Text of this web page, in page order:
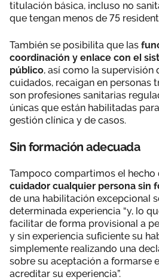
titulación básica, incluso no
que tengan menos de 75
También se posibilita que las
coordinación y enlace con el
público, así como la supervisión
cuidados, recaigan en personas
son profesiones sanitarias
únicas que están habilitadas
gestión clínica y de casos.
Sin formación adecuada
Tampoco compartimos el hecho
cuidador cualquier persona sin
de una habilitación excepcional
determinada experiencia “y, lo
facilitar de forma provisional a
y sin experiencia suficiente su
simplemente realizando una
sobre su aceptación a formarse
acreditar su experiencia”.